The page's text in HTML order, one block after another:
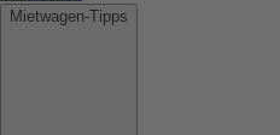
Mietwagen-Tipps